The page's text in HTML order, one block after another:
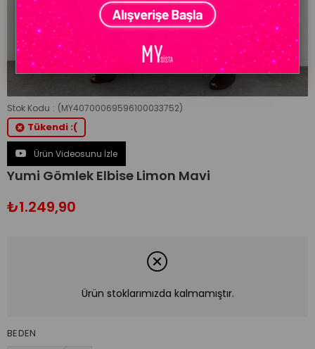
Stok Kodu (MY40700069596100033752)
Tükendi :(
Ürün Videosunu İzle
Yumi Gömlek Elbise Limon Mavi
₺1.249,90
Ürün stoklarımızda kalmamıştır.
BEDEN